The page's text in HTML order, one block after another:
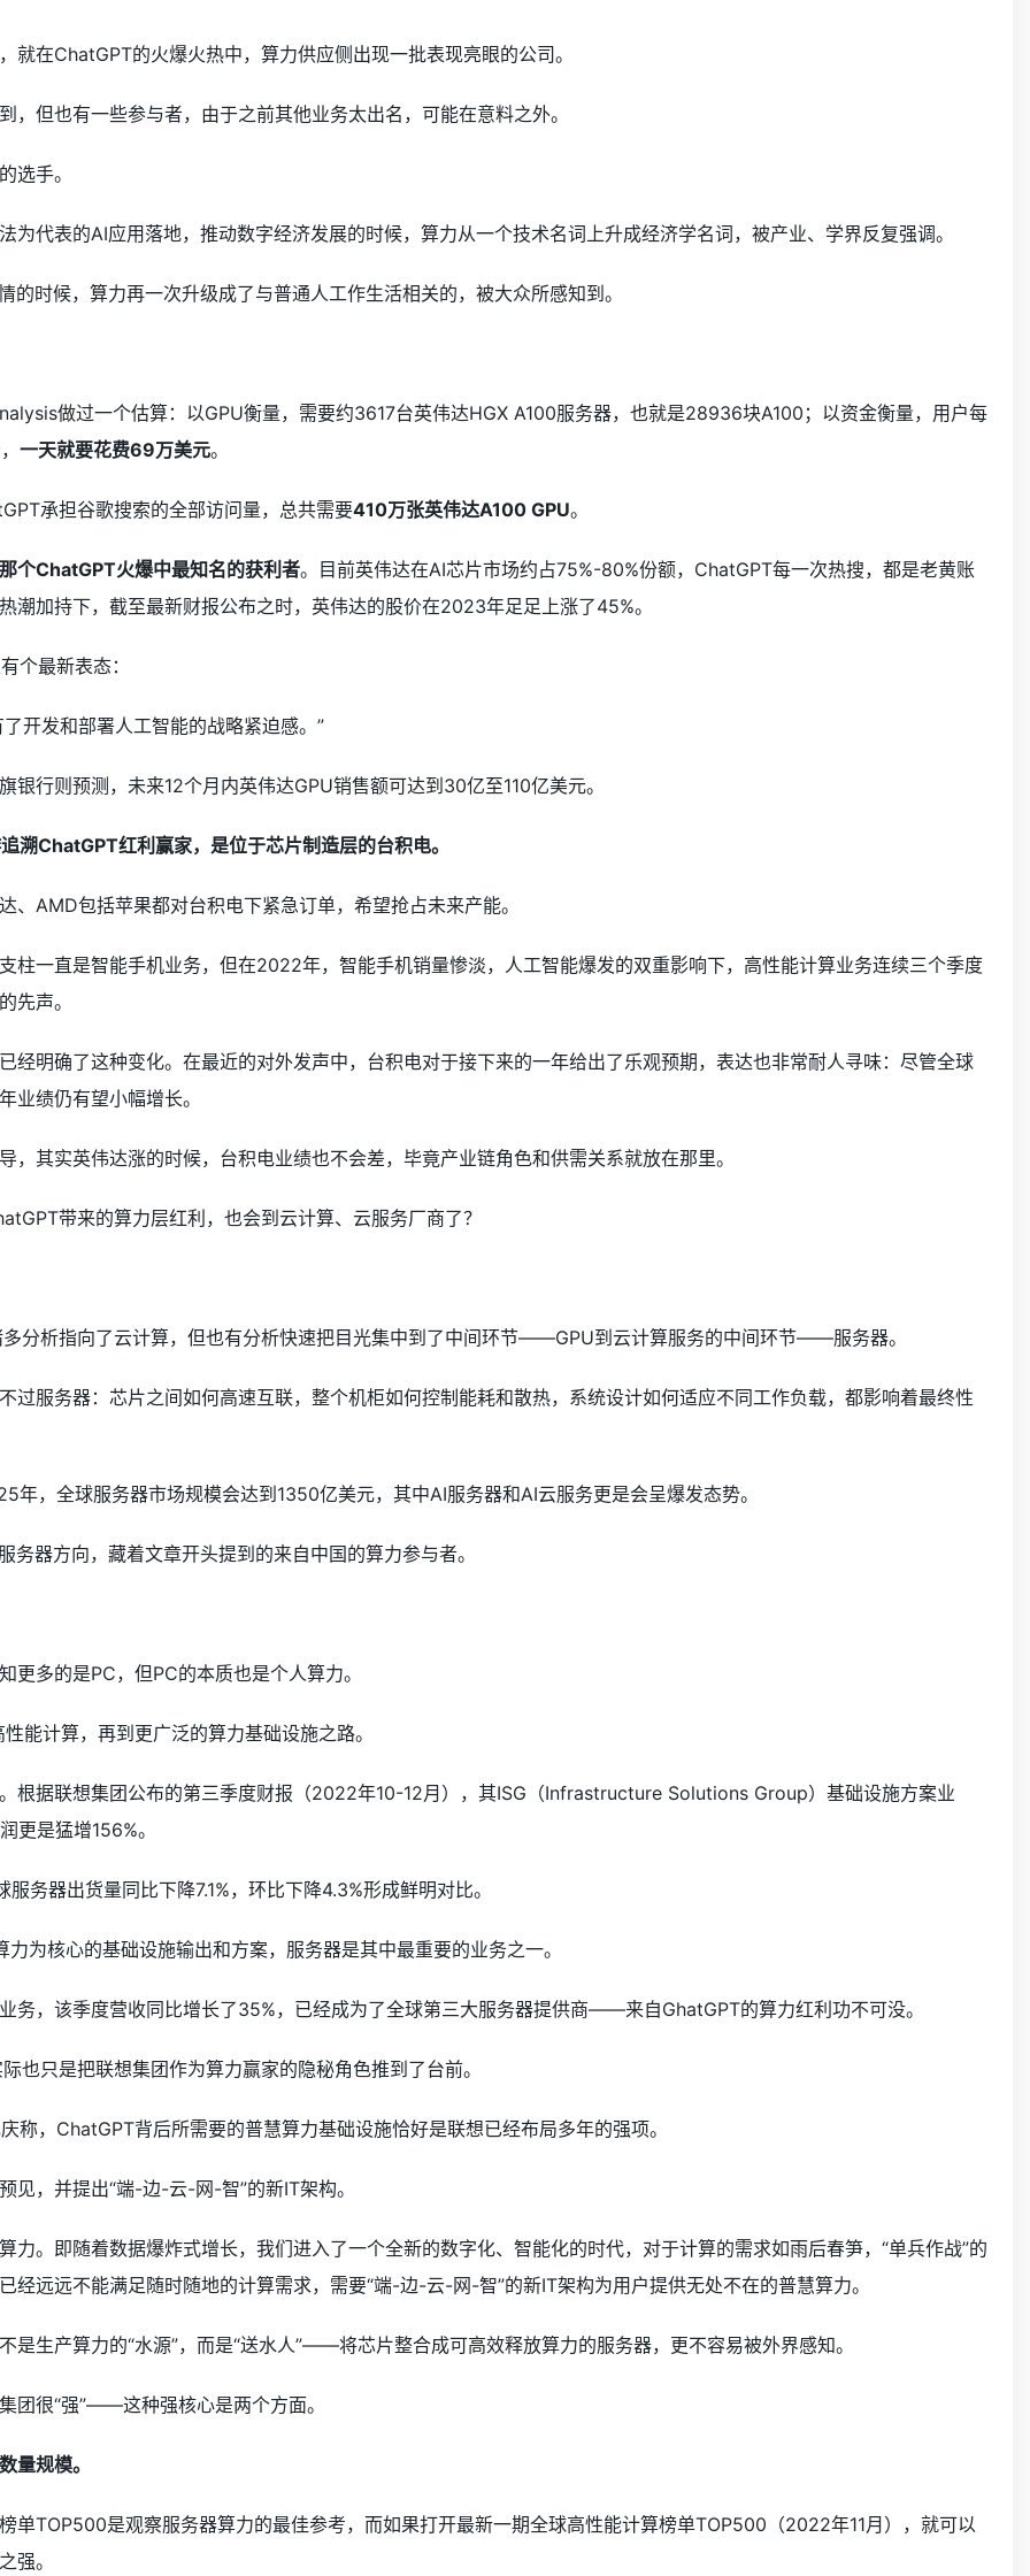
就在ChatGPT的火爆火热中，算力供应侧出现一批表现亮眼的公司。
，但也有一些参与者，由于之前其他业务太出名，可能在意料之外。
选手。
为代表的AI应用落地，推动数字经济发展的时候，算力从一个技术名词上升成经济学名词，被产业、学界反复强调。
的时候，算力再一次升级成了与普通人工作生活相关的，被大众所感知到。
做过一个估算：以GPU衡量，需要约3617台英伟达HGX A100服务器，也就是28936块A100；以资金衡量，用户每
一天就要花费69万美元。
承担谷歌搜索的全部访问量，总共需要410万张英伟达A100 GPU。
个ChatGPT火爆中最知名的获利者。目前英伟达在AI芯片市场约占75%-80%份额，ChatGPT每一次热搜，都是老黄账
潮加持下，截至最新财报公布之时，英伟达的股价在2023年足足上涨了45%。
个最新表态：
开发和部署人工智能的战略紧迫感。”
银行则预测，未来12个月内英伟达GPU销售额可达到30亿至110亿美元。
溯ChatGPT红利赢家，是位于芯片制造层的台积电。
、AMD包括苹果都对台积电下紧急订单，希望抢占未来产能。
柱一直是智能手机业务，但在2022年，智能手机销量惨淡，人工智能爆发的双重影响下，高性能计算业务连续三个季度
声。
经明确了这种变化。在最近的对外发声中，台积电对于接下来的一年给出了乐观预期，表达也非常耐人寻味：尽管全球
业绩仍有望小幅增长。
，其实英伟达涨的时候，台积电业绩也不会差，毕竟产业链角色和供需关系就放在那里。
带来的算力层红利，也会到云计算、云服务厂商了？
分析指向了云计算，但也有分析快速把目光集中到了中间环节——GPU到云计算服务的中间环节——服务器。
过服务器：芯片之间如何高速互联，整个机柜如何控制能耗和散热，系统设计如何适应不同工作负载，都影响着最终性
年，全球服务器市场规模会达到1350亿美元，其中AI服务器和AI云服务更是会呈爆发态势。
务器方向，藏着文章开头提到的来自中国的算力参与者。
更多的是PC，但PC的本质也是个人算力。
能计算，再到更广泛的算力基础设施之路。
根据联想集团公布的第三季度财报（2022年10-12月），其ISG（Infrastructure Solutions Group）基础设施方案业
更是猛增156%。
务器出货量同比下降7.1%，环比下降4.3%形成鲜明对比。
为核心的基础设施输出和方案，服务器是其中最重要的业务之一。
务，该季度营收同比增长了35%，已经成为了全球第三大服务器提供商——来自GhatGPT的算力红利功不可没。
也只是把联想集团作为算力赢家的隐秘角色推到了台前。
称，ChatGPT背后所需要的普慧算力基础设施恰好是联想已经布局多年的强项。
见，并提出“端-边-云-网-智”的新IT架构。
力。即随着数据爆炸式增长，我们进入了一个全新的数字化、智能化的时代，对于计算的需求如雨后春笋，“单兵作战”的
经远远不能满足随时随地的计算需求，需要“端-边-云-网-智”的新IT架构为用户提供无处不在的普慧算力。
是生产算力的“水源”，而是“送水人”——将芯片整合成可高效释放算力的服务器，更不容易被外界感知。
团很“强”——这种强核心是两个方面。
量规模。
单TOP500是观察服务器算力的最佳参考，而如果打开最新一期全球高性能计算榜单TOP500（2022年11月），就可以
强。